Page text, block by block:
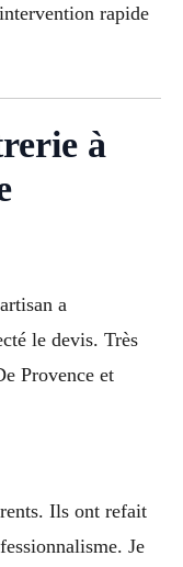
rapide
à
a
le devis. Très
Provence et
Ils ont refait
Je